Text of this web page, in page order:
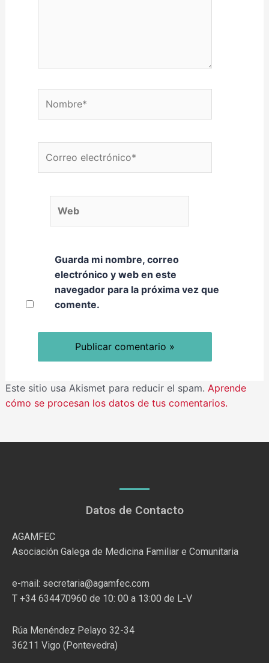
Guarda mi nombre, correo
electrónico y web en este
navegador para la próxima vez que
comente.
Este sitio usa Akismet para reducir el spam. Aprende
cómo se procesan los datos de tus comentarios.
Datos de Contacto
AGAMFEC
Asociación Galega de Medicina Familiar e Comunitaria
e-mail: secretaria@agamfec.com
T +34 634470960 de 10: 00 a 13:00 de L-V
Rúa Menéndez Pelayo 32-34
36211 Vigo (Pontevedra)